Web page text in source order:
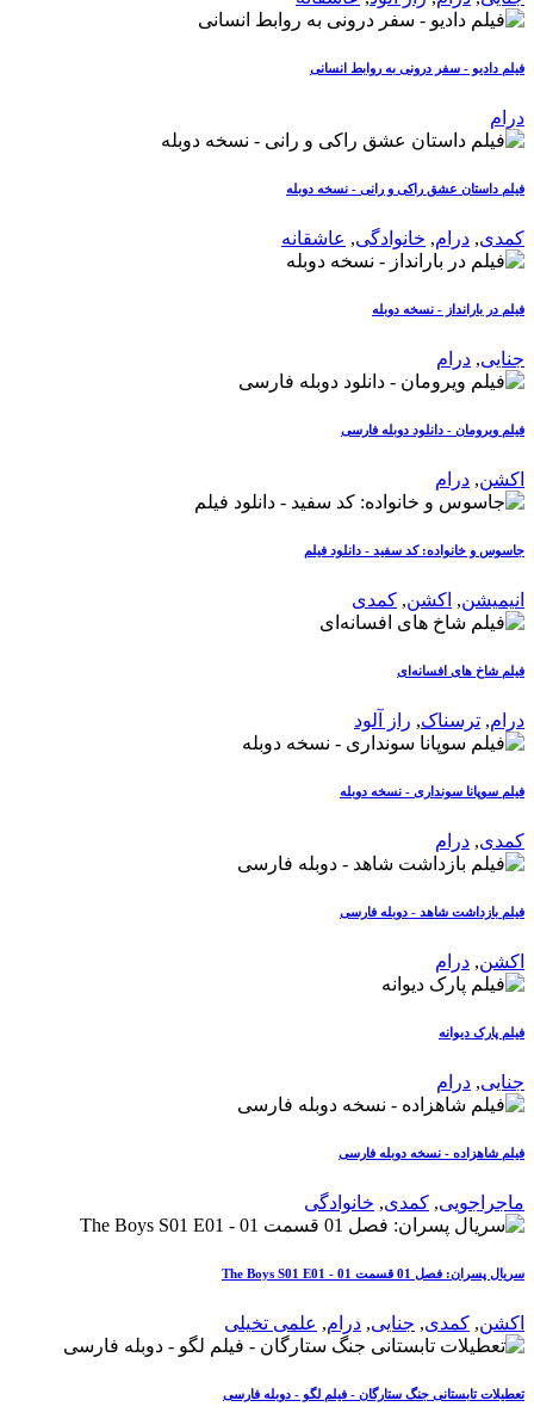
فیلم دادیو - سفر درونی به روابط انسانی
درام
فیلم داستان عشق راکی و رانی - نسخه دوبله
کمدی, درام, خانوادگی, عاشقانه
فیلم در بارانداز - نسخه دوبله
جنایی, درام
فیلم ویرومان - دانلود دوبله فارسی
اکشن, درام
جاسوس و خانواده: کد سفید - دانلود فیلم
انیمیشن, اکشن, کمدی
فیلم شاخ های افسانه‌ای
درام, ترسناک, راز آلود
فیلم سوپانا سونداری - نسخه دوبله
کمدی, درام
فیلم بازداشت شاهد - دوبله فارسی
اکشن, درام
فیلم پارک دیوانه
جنایی, درام
فیلم شاهزاده - نسخه دوبله فارسی
ماجراجویی, کمدی, خانوادگی
سریال پسران: فصل 01 قسمت 01 - The Boys S01 E01
اکشن, کمدی, جنایی, درام, علمی تخیلی
تعطیلات تابستانی جنگ ستارگان - فیلم لگو - دوبله فارسی